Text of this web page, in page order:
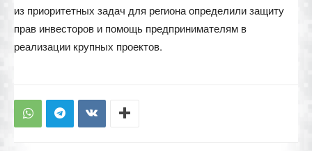
из приоритетных задач для региона определили защиту
прав инвесторов и помощь предпринимателям в
реализации крупных проектов.